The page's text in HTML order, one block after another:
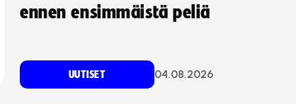
ennen ensimmäistä peliä
UUTISET 04.08.2026